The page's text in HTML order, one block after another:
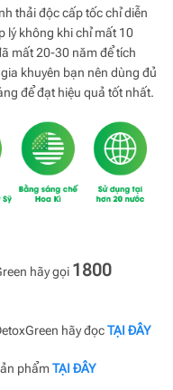
thải độc cấp tốc chỉ diễn
lý không khi chỉ mất 10
mất 20-30 năm để tích
khuyên bạn nên dùng đủ
để đạt hiệu quả tốt nhất.
hãy gọi 1800
hãy đọcTẠI ĐÂY
phẩm TẠI ĐÂY